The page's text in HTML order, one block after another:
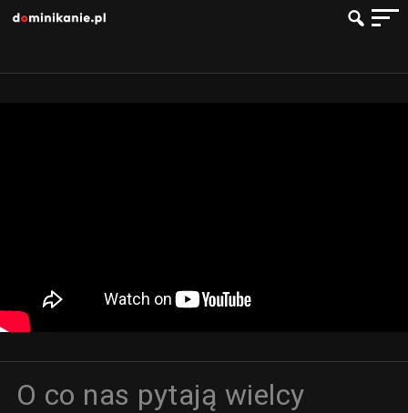
O co nas pytają wielcy